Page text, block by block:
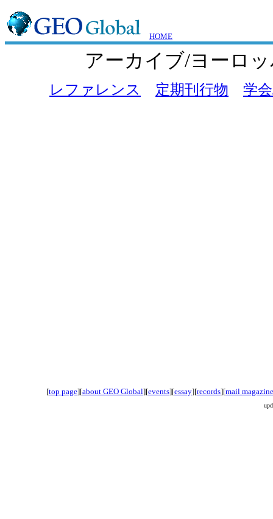
HOME
アーカイブ/ヨーロ
レファレンス 定期刊行物 学
[top page][about GEO Global][events][essay][records][mail magazine